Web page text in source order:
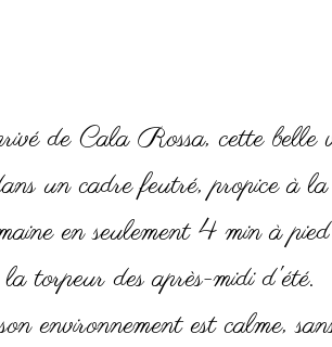
de Cala Rossa, cette
un cadre feutré, propice à la
en seulement 4 min à
torpeur des après-midi d'été.
environnement est calme,